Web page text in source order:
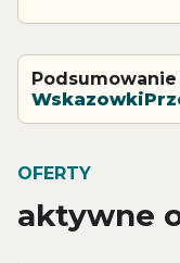
Podsumowanie
Wskazowki
OFERTY
aktywne